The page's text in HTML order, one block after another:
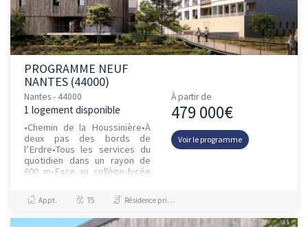
PROGRAMME NEUF
NANTES (44000)
Nantes - 44000
1 logement disponible
•Chemin de la Houssinière•À
deux pas des bords de
l’Erdre•Tous les services du
quotidien dans un rayon de
600 m•Face au collège-lycée
à 300 m de l’Université de...
À partir de
479 000€
Voir le programme
Appt. T5 Résidence principale / PTZ, Investissement et Défiscalisation